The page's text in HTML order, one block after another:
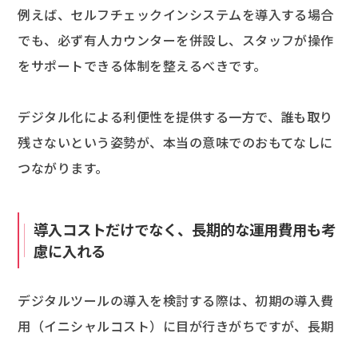
例えば、セルフチェックインシステムを導入する場合
でも、必ず有人カウンターを併設し、スタッフが操作
をサポートできる体制を整えるべきです。
デジタル化による利便性を提供する一方で、誰も取り
残さないという姿勢が、本当の意味でのおもてなしに
つながります。
導入コストだけでなく、長期的な運用費用も考
慮に入れる
デジタルツールの導入を検討する際は、初期の導入費
用（イニシャルコスト）に目が行きがちですが、長期